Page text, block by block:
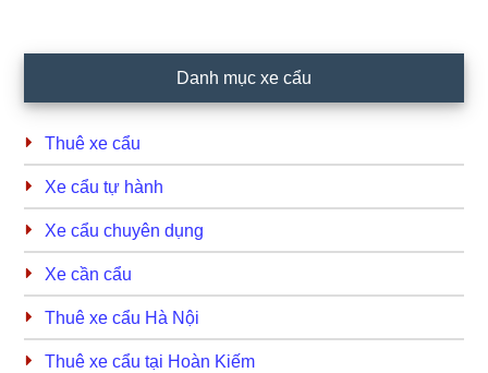
Sidebar
Danh mục xe cẩu
Thuê xe cẩu
Xe cẩu tự hành
Xe cẩu chuyên dụng
Xe cần cẩu
Thuê xe cẩu Hà Nội
Thuê xe cẩu tại Hoàn Kiếm